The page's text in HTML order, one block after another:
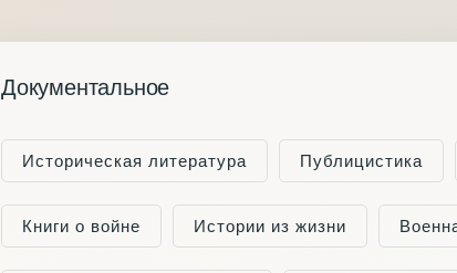
Документальное
Историческая литература Публицистика
Книги о войне Истории из жизни